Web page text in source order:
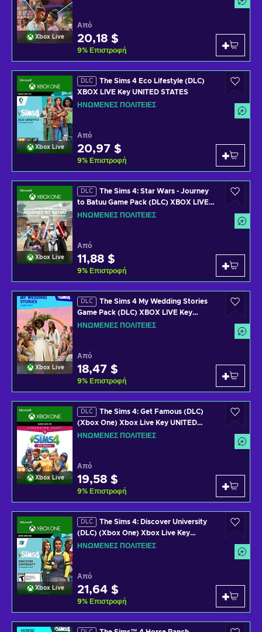
Xbox Live
Από
20,18 $
9% Επιστροφή
Xbox Live
DLC
The Sims 4 Eco Lifestyle (DLC)
XBOX LIVE Key UNITED STATES
ΗΝΩΜΈΝΕΣ ΠΟΛΙΤΕΊΕΣ
Από
20,97 $
9% Επιστροφή
Xbox Live
DLC
The Sims 4: Star Wars - Journey
to Batuu Game Pack (DLC) XBOX LIVE
Key UNITED STATES
ΗΝΩΜΈΝΕΣ ΠΟΛΙΤΕΊΕΣ
Από
11,88 $
9% Επιστροφή
Xbox Live
DLC
The Sims 4 My Wedding Stories
Game Pack (DLC) XBOX LIVE Key
UNITED STATES
ΗΝΩΜΈΝΕΣ ΠΟΛΙΤΕΊΕΣ
Από
18,47 $
9% Επιστροφή
Xbox Live
DLC
The Sims 4: Get Famous (DLC)
(Xbox One) Xbox Live Key UNITED
STATES
ΗΝΩΜΈΝΕΣ ΠΟΛΙΤΕΊΕΣ
Από
19,58 $
9% Επιστροφή
Xbox Live
DLC
The Sims 4: Discover University
(DLC) (Xbox One) Xbox Live Key
UNITED STATES
ΗΝΩΜΈΝΕΣ ΠΟΛΙΤΕΊΕΣ
Από
21,64 $
9% Επιστροφή